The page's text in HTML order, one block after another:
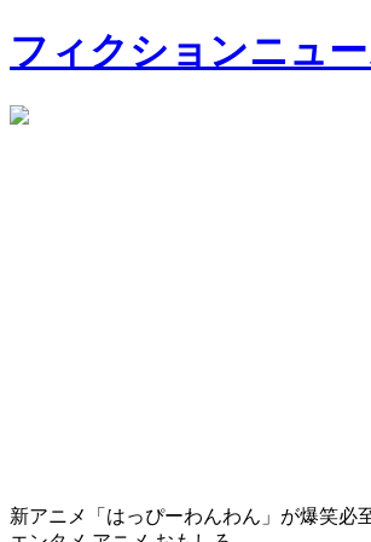
フィクションニュ
新アニメ「はっぴーわんわん」が爆笑必